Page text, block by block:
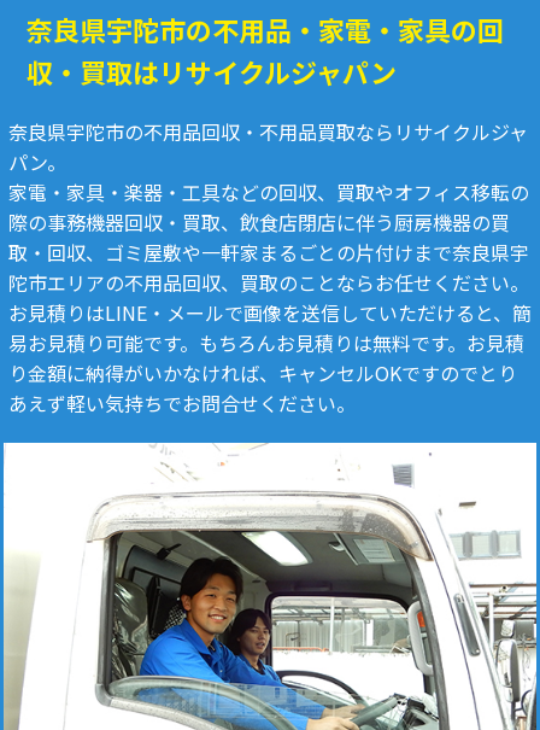
奈良県宇陀市の不用品・家電・家具の回
収・買取はリサイクルジャパン
奈良県宇陀市の不用品回収・不用品買取ならリサイクルジャ
パン。
家電・家具・楽器・工具などの回収、買取やオフィス移転の
際の事務機器回収・買取、飲食店閉店に伴う厨房機器の買
取・回収、ゴミ屋敷や一軒家まるごとの片付けまで奈良県宇
陀市エリアの不用品回収、買取のことならお任せください。
お見積りはLINE・メールで画像を送信していただけると、簡
易お見積り可能です。もちろんお見積りは無料です。お見積
り金額に納得がいかなければ、キャンセルOKですのでとり
あえず軽い気持ちでお問合せください。